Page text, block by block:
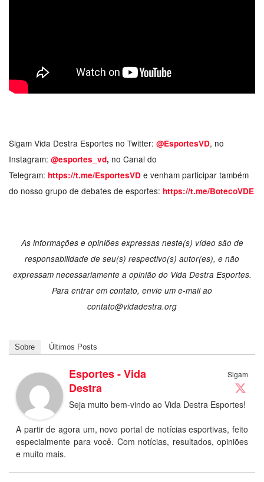
Sigam Vida Destra Esportes no Twitter: @EsportesVD, no
Instagram: @esportes_vd, no Canal do
Telegram: https://t.me/EsportesVD e venham participar também
do nosso grupo de debates de esportes: https://t.me/BotecoVDE
As informações e opiniões expressas neste(s) vídeo são de
responsabilidade de seu(s) respectivo(s) autor(es), e não
expressam necessariamente a opinião do Vida Destra Esportes.
Para entrar em contato, envie um e-mail ao
contato@vidadestra.org
Sobre Últimos Posts
Sigam
Esportes - Vida
Destra
Seja muito bem-vindo ao Vida Destra Esportes!
A partir de agora um, novo portal de notícias esportivas, feito
especialmente para você. Com notícias, resultados, opiniões
e muito mais.